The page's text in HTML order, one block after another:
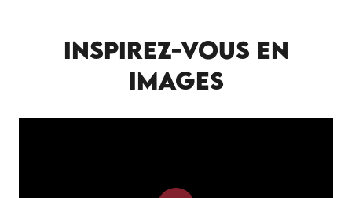
INSPIREZ-VOUS EN
IMAGES